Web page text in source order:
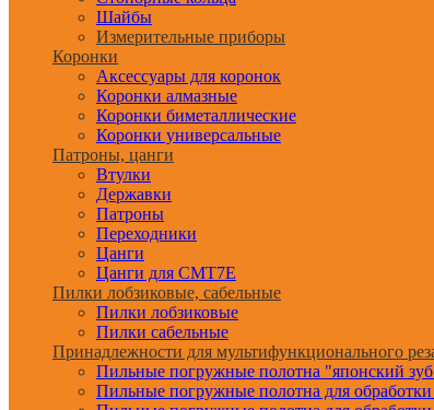
Шайбы
Измерительные приборы
Коронки
Аксессуары для коронок
Коронки алмазные
Коронки биметаллические
Коронки универсальные
Патроны, цанги
Втулки
Державки
Патроны
Переходники
Цанги
Цанги для CMT7E
Пилки лобзиковые, сабельные
Пилки лобзиковые
Пилки сабельные
Принадлежности для мультифункционального
Пильные погружные полотна "японский
Пильные погружные полотна для